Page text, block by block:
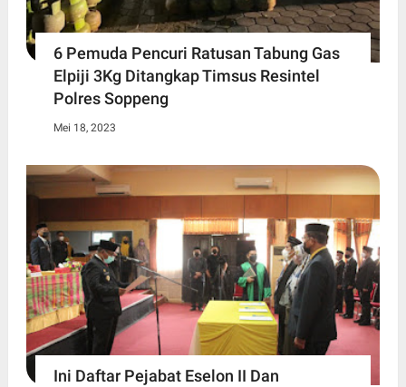
6 Pemuda Pencuri Ratusan Tabung Gas
Elpiji 3Kg Ditangkap Timsus Resintel
Polres Soppeng
Mei 18, 2023
Ini Daftar Pejabat Eselon II Dan